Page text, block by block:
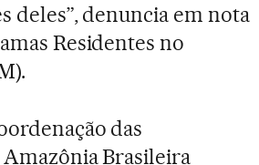
deles”, denuncia em nota
Residentes no
das
Brasileira